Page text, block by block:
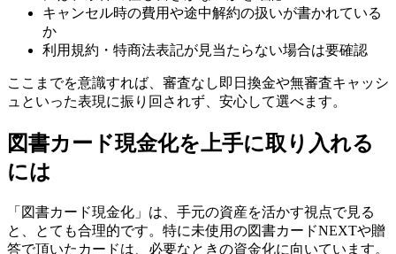
キャンセル時の費用や途中解約の扱いが書かれている
か
利用規約・特商法表記が見当たらない場合は要確認
ここまでを意識すれば、審査なし即日換金や無審査キャッシ
ュといった表現に振り回されず、安心して選べます。
図書カード現金化を上手に取り入れる
には
「図書カード現金化」は、手元の資産を活かす視点で見る
と、とても合理的です。特に未使用の図書カードNEXTや贈
答で頂いたカードは、必要なときの資金化に向いています。